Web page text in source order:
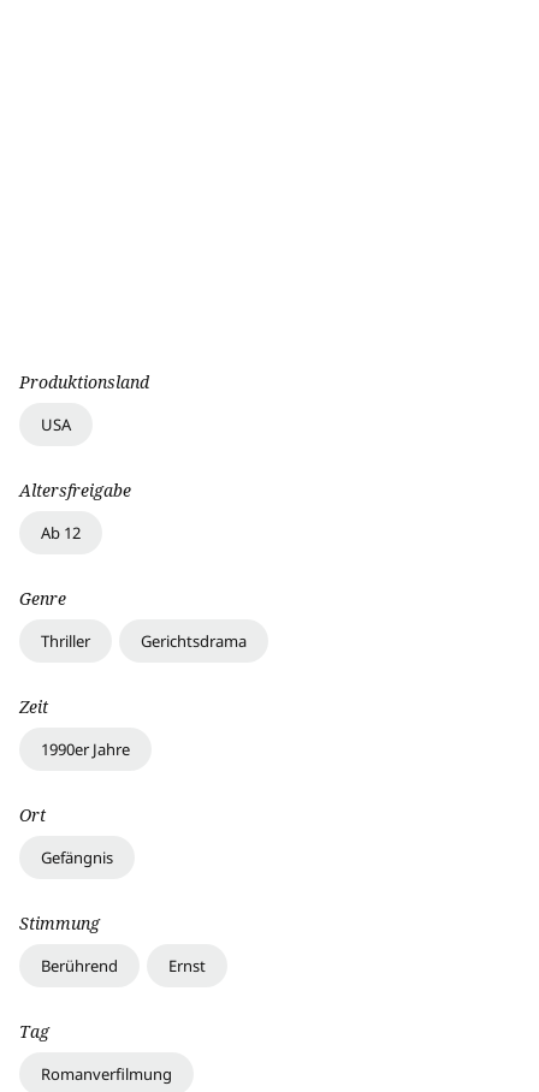
Produktionsland
USA
Altersfreigabe
Ab 12
Genre
Thriller Gerichtsdrama
Zeit
1990er Jahre
Ort
Gefängnis
Stimmung
Berührend Ernst
Tag
Romanverfilmung